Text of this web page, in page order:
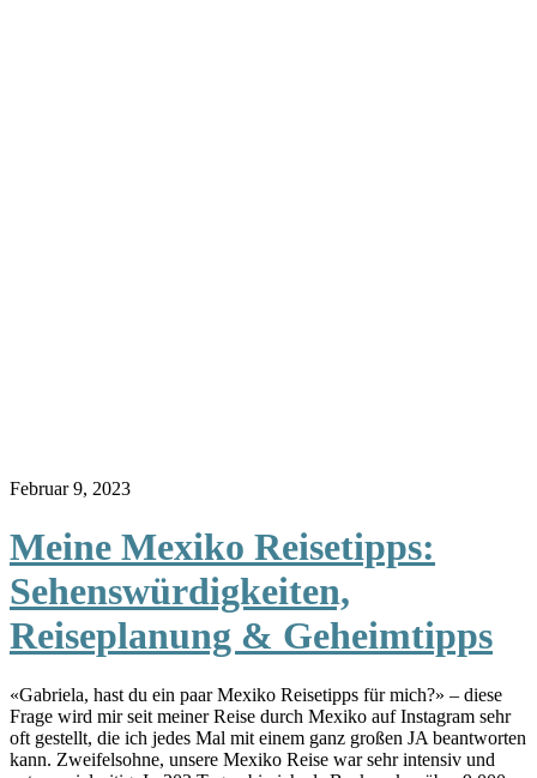
Februar 9, 2023
Meine Mexiko Reisetipps:
Sehenswürdigkeiten,
Reiseplanung & Geheimtipps
«Gabriela, hast du ein paar Mexiko Reisetipps für mich?» – diese
Frage wird mir seit meiner Reise durch Mexiko auf Instagram sehr
oft gestellt, die ich jedes Mal mit einem ganz großen JA beantworten
kann. Zweifelsohne, unsere Mexiko Reise war sehr intensiv und